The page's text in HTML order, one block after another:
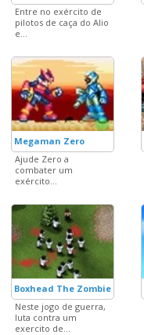
Entre no exército de
pilotos de caça do Alio
e...
Megaman Zero
Ajude Zero a
combater um
exército...
Boxhead The Zombie Wars
Neste jogo de guerra,
luta contra um
exercito de...